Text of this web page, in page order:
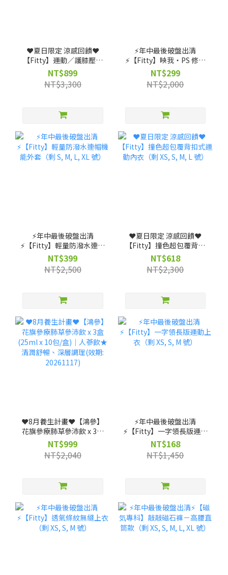
❤️夏日限定 涼感回饋❤️
【Fitty】運動／護膝壓力
褲－旗艦拼彩（剩 XL, 2XL
號）
NT$899
NT$3,300
⚡️年中最後破盤出清
⚡️【Fitty】映我・PS 修身
運動長褲（稜鏡藍／電光
紫）（剩 L, XL 號）
NT$299
NT$2,000
⚡️年中最後破盤出清
⚡️【Fitty】輕量防潑水連帽
機能外套（剩 S, M, L, XL
號）
NT$399
NT$2,500
❤️夏日限定 涼感回饋❤️
【Fitty】撞色超包覆背扣
式運動內衣（剩 XS, S, M, L
號）
NT$618
NT$2,300
❤️8月養生計畫❤️【鴻參】
花旗參療肺草參沛飲 x 3盒
(25ml x 10包/盒)｜人蔘飲
★清潤舒暢、深層調理(效
期: 20261117)
NT$999
NT$2,040
⚡️年中最後破盤出清
⚡️【Fitty】一字領長版運動
上衣（剩 XS, S, M 號）
NT$168
NT$1,450